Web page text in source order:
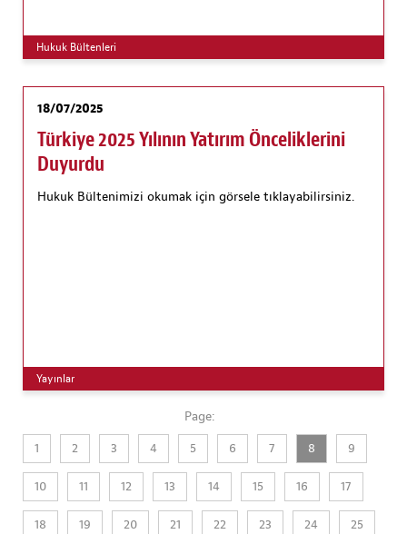
Hukuk Bültenleri
18/07/2025
Türkiye 2025 Yılının Yatırım Önceliklerini
Duyurdu
Hukuk Bültenimizi okumak için görsele tıklayabilirsiniz.
Yayınlar
Page:
1
2 3 4 5 6 7 8 9
10 11 12 13 14 15 16 17
18 19 20 21 22 23 24 25